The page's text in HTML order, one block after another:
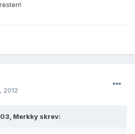
2012
Merkky skrev: